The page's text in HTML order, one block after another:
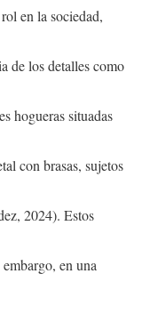
en la sociedad,
de los detalles como
hogueras situadas
con brasas, sujetos
2024). Estos
en una